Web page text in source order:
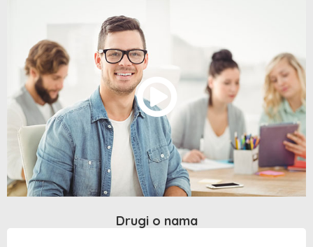
Drugi o nama